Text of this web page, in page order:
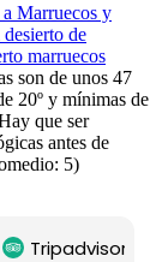
Marruecos y
de
marruecos
son de unos 47
20º y mínimas de
que ser
antes de
5)
Tripadvisor